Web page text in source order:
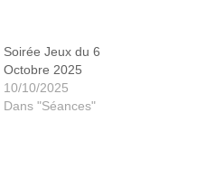
Soirée Jeux du 6
Octobre 2025
10/10/2025
Dans "Séances"